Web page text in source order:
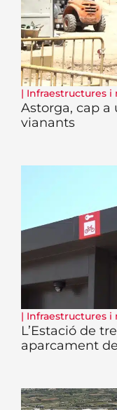
| Infraestructures
Astorga, cap a
vianants
| Infraestructures
L’Estació de
aparcament